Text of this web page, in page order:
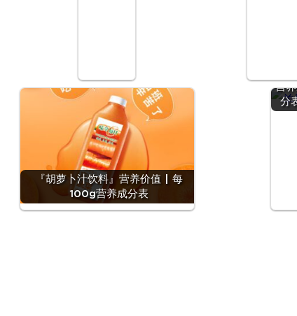
『胡萝卜汁饮料』营养价值 | 每
100g营养成分表
营
分